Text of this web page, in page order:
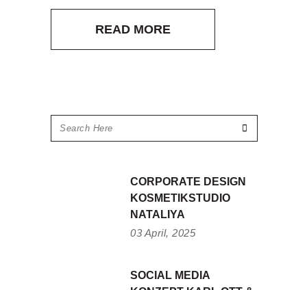
READ MORE
CORPORATE DESIGN
KOSMETIKSTUDIO
NATALIYA
03 April, 2025
SOCIAL MEDIA